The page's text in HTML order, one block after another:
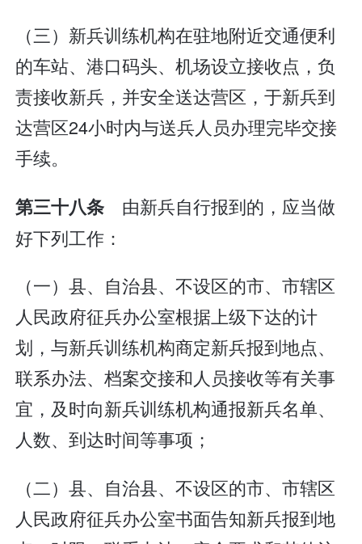
（三）新兵训练机构在驻地附近交通便利
的车站、港口码头、机场设立接收点，负
责接收新兵，并安全送达营区，于新兵到
达营区24小时内与送兵人员办理完毕交接
手续。
第三十八条 由新兵自行报到的，应当做
好下列工作：
（一）县、自治县、不设区的市、市辖区
人民政府征兵办公室根据上级下达的计
划，与新兵训练机构商定新兵报到地点、
联系办法、档案交接和人员接收等有关事
宜，及时向新兵训练机构通报新兵名单、
人数、到达时间等事项；
（二）县、自治县、不设区的市、市辖区
人民政府征兵办公室书面告知新兵报到地